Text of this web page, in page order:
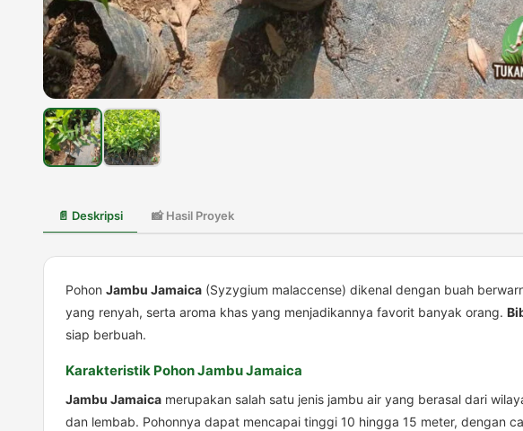
📄 Deskripsi 📸 Hasil Proyek
Pohon Jambu Jamaica (Syzygium malaccense) dikenal dengan buah
yang renyah, serta aroma khas yang menjadikannya favorit banyak orang.
siap berbuah.
Karakteristik Pohon Jambu Jamaica
Jambu Jamaica merupakan salah satu jenis jambu air yang berasal dari
dan lembab. Pohonnya dapat mencapai tinggi 10 hingga 15 meter, dengan